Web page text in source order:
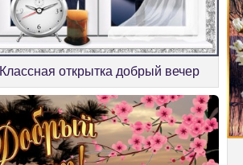
Классная открытка добрый вечер